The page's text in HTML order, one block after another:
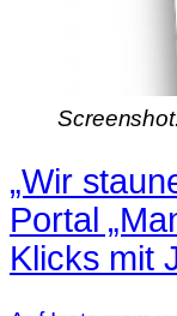
„Wir
Portal
Klicks mit